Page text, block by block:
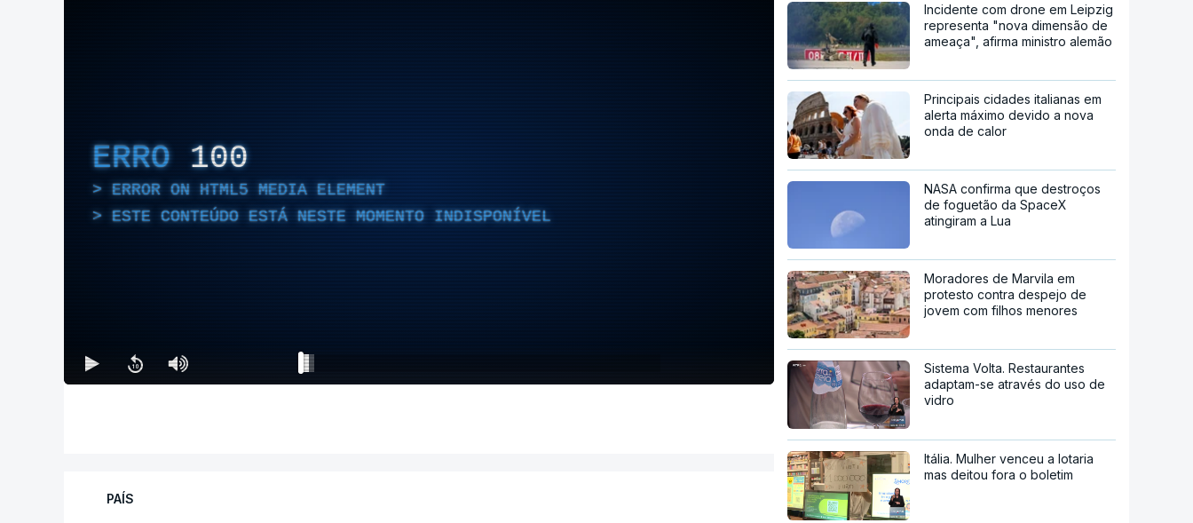
ERRO 100
ERROR ON HTML5 MEDIA ELEMENT
ESTE CONTEÚDO ESTÁ NESTE MOMENTO INDISPONÍVEL
PAÍS
Incidente com drone em Leipzig
representa "nova dimensão de
ameaça", afirma ministro alemão
Principais cidades italianas em
alerta máximo devido a nova
onda de calor
NASA confirma que destroços
de foguetão da SpaceX
atingiram a Lua
Moradores de Marvila em
protesto contra despejo de
jovem com filhos menores
Sistema Volta. Restaurantes
adaptam-se através do uso de
vidro
Itália. Mulher venceu a lotaria
mas deitou fora o boletim